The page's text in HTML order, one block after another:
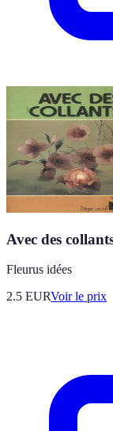
Avec des
Fleurus idées
2.5 EURVoir le prix